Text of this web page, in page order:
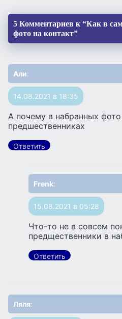
5 Комментариев к “Как в
фото на контакт”
Али:
14.08.2021 в 18:35
А почему в набранных
предшественниках
Ответить
Frenk:
15.08.2021 в 05:28
Что-то не в совсем
предщественники в
Ответить
Ляля: